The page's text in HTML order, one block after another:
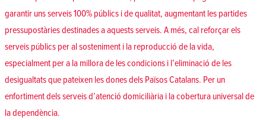
garantir uns serveis 100% públics i de qualitat, augmentant les partides
pressupostàries destinades a aquests serveis. A més, cal reforçar els
serveis públics per al sosteniment i la reproducció de la vida,
especialment per a la millora de les condicions i l’eliminació de les
desigualtats que pateixen les dones dels Països Catalans. Per un
enfortiment dels serveis d’atenció domiciliària i la cobertura universal de
la dependència.